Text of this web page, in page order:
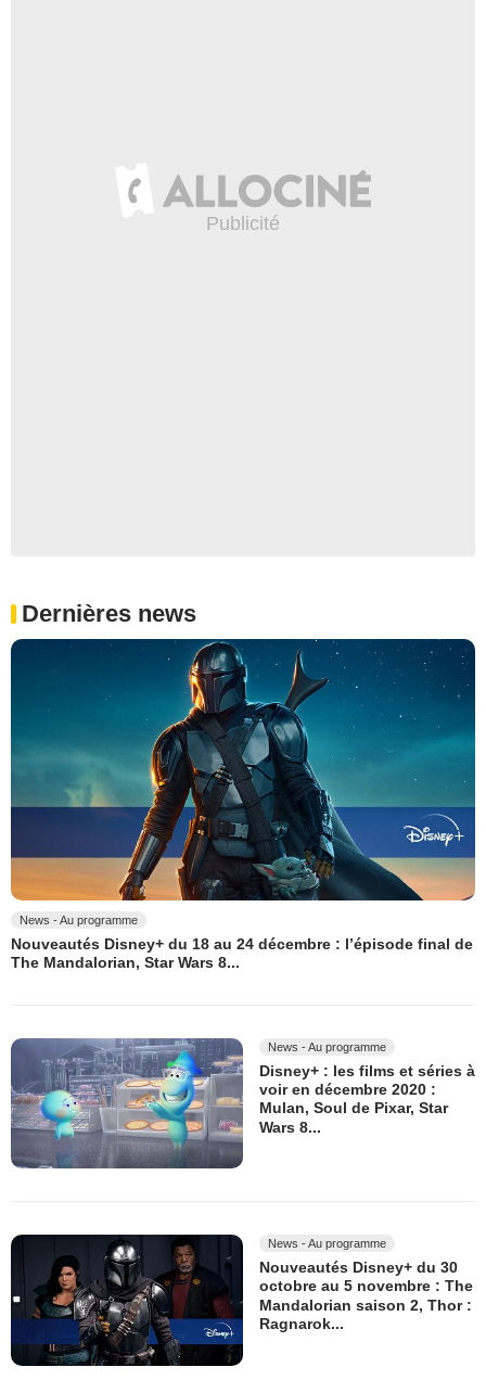
Dernières news
News - Au programme
Nouveautés Disney+ du 18 au 24 décembre : l’épisode final de
The Mandalorian, Star Wars 8...
News - Au programme
Disney+ : les films et séries à
voir en décembre 2020 :
Mulan, Soul de Pixar, Star
Wars 8...
News - Au programme
Nouveautés Disney+ du 30
octobre au 5 novembre : The
Mandalorian saison 2, Thor :
Ragnarok...